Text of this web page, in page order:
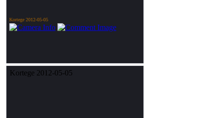
Kortege 2012-05-05
Kortege 2012-05-05